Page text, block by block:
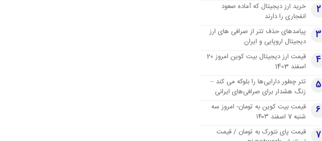
2
خرید ارز دیجیتال که آماده صعود
انفجاری را دارند
3
پیامدهای حذف تتر از صرافی های ارز
دیجیتال اروپایی و ایران
4
قیمت ارز دیجیتال بیت کوین امروز 20
اسفند 1403
5
تتر چطور دارایی‌ها را بلوکه می کند –
زنگ هشدار برای صرافی‌های ایرانی
6
قیمت بیت کوین به تومان- امروز سه
شنبه 7 اسفند ۱۴۰۳
7
قیمت پای نتورک به تومان / قیمت